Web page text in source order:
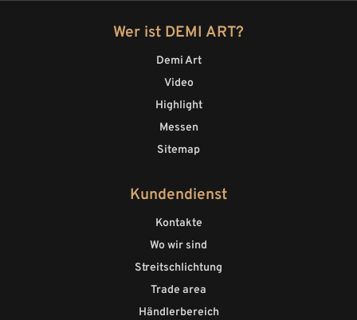
Wer ist DEMI ART?
Demi Art
Video
Highlight
Messen
Sitemap
Kundendienst
Kontakte
Wo wir sind
Streitschlichtung
Trade area
Händlerbereich